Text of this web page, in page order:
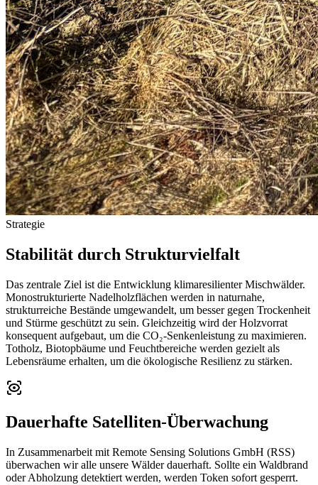
Strategie
Stabilität durch Strukturvielfalt
Das zentrale Ziel ist die Entwicklung klimaresilienter Mischwälder.
Monostrukturierte Nadelholzflächen werden in naturnahe,
strukturreiche Bestände umgewandelt, um besser gegen Trockenheit
und Stürme geschützt zu sein. Gleichzeitig wird der Holzvorrat
konsequent aufgebaut, um die CO₂-Senkenleistung zu maximieren.
Totholz, Biotopbäume und Feuchtbereiche werden gezielt als
Lebensräume erhalten, um die ökologische Resilienz zu stärken.
Dauerhafte Satelliten-Überwachung
In Zusammenarbeit mit Remote Sensing Solutions GmbH (RSS)
überwachen wir alle unsere Wälder dauerhaft. Sollte ein Waldbrand
oder Abholzung detektiert werden, werden Token sofort gesperrt.